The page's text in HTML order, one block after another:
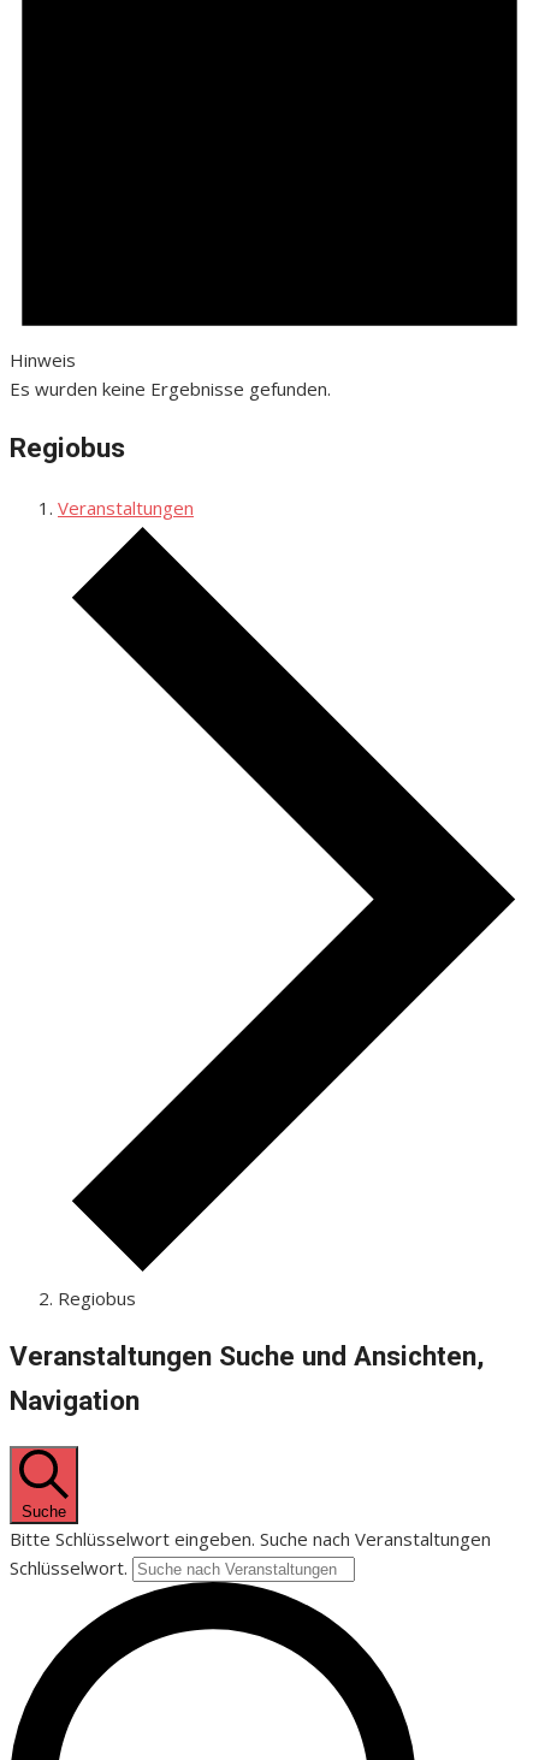
Hinweis
Es wurden keine Ergebnisse gefunden.
Regiobus
Veranstaltungen
Regiobus
Veranstaltungen Suche und Ansichten,
Navigation
Suche
Bitte Schlüsselwort eingeben. Suche nach Veranstaltungen
Schlüsselwort.